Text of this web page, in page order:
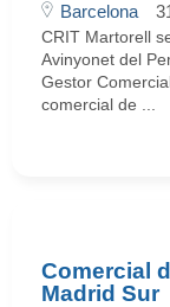
Barcelona
CRIT Martorell
Avinyonet del
Gestor
comercial de ...
Comercial
Madrid Sur